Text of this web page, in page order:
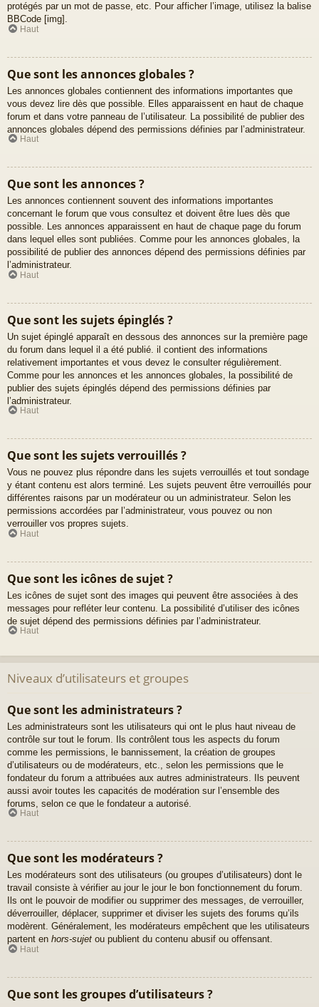
protégés par un mot de passe, etc. Pour afficher l’image, utilisez la balise
BBCode [img].
Haut
Que sont les annonces globales ?
Les annonces globales contiennent des informations importantes que
vous devez lire dès que possible. Elles apparaissent en haut de chaque
forum et dans votre panneau de l’utilisateur. La possibilité de publier des
annonces globales dépend des permissions définies par l’administrateur.
Haut
Que sont les annonces ?
Les annonces contiennent souvent des informations importantes
concernant le forum que vous consultez et doivent être lues dès que
possible. Les annonces apparaissent en haut de chaque page du forum
dans lequel elles sont publiées. Comme pour les annonces globales, la
possibilité de publier des annonces dépend des permissions définies par
l’administrateur.
Haut
Que sont les sujets épinglés ?
Un sujet épinglé apparaît en dessous des annonces sur la première page
du forum dans lequel il a été publié. il contient des informations
relativement importantes et vous devez le consulter régulièrement.
Comme pour les annonces et les annonces globales, la possibilité de
publier des sujets épinglés dépend des permissions définies par
l’administrateur.
Haut
Que sont les sujets verrouillés ?
Vous ne pouvez plus répondre dans les sujets verrouillés et tout sondage
y étant contenu est alors terminé. Les sujets peuvent être verrouillés pour
différentes raisons par un modérateur ou un administrateur. Selon les
permissions accordées par l’administrateur, vous pouvez ou non
verrouiller vos propres sujets.
Haut
Que sont les icônes de sujet ?
Les icônes de sujet sont des images qui peuvent être associées à des
messages pour refléter leur contenu. La possibilité d’utiliser des icônes
de sujet dépend des permissions définies par l’administrateur.
Haut
Niveaux d’utilisateurs et groupes
Que sont les administrateurs ?
Les administrateurs sont les utilisateurs qui ont le plus haut niveau de
contrôle sur tout le forum. Ils contrôlent tous les aspects du forum
comme les permissions, le bannissement, la création de groupes
d’utilisateurs ou de modérateurs, etc., selon les permissions que le
fondateur du forum a attribuées aux autres administrateurs. Ils peuvent
aussi avoir toutes les capacités de modération sur l’ensemble des
forums, selon ce que le fondateur a autorisé.
Haut
Que sont les modérateurs ?
Les modérateurs sont des utilisateurs (ou groupes d’utilisateurs) dont le
travail consiste à vérifier au jour le jour le bon fonctionnement du forum.
Ils ont le pouvoir de modifier ou supprimer des messages, de verrouiller,
déverrouiller, déplacer, supprimer et diviser les sujets des forums qu’ils
modèrent. Généralement, les modérateurs empêchent que les utilisateurs
partent en hors-sujet ou publient du contenu abusif ou offensant.
Haut
Que sont les groupes d’utilisateurs ?